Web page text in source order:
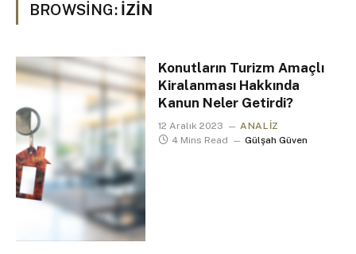
BROWSING: IZIN
Konutların Turizm Amaçlı
Kiralanması Hakkında
Kanun Neler Getirdi?
12 Aralık 2023
ANALIZ
4 Mins Read
Gülşah Güven